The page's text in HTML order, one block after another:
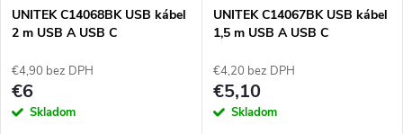
UNITEK C14068BK USB kábel
2 m USB A USB C
€4,90 bez DPH
€6
Skladom
UNITEK C14067BK USB kábel
1,5 m USB A USB C
€4,20 bez DPH
€5,10
Skladom